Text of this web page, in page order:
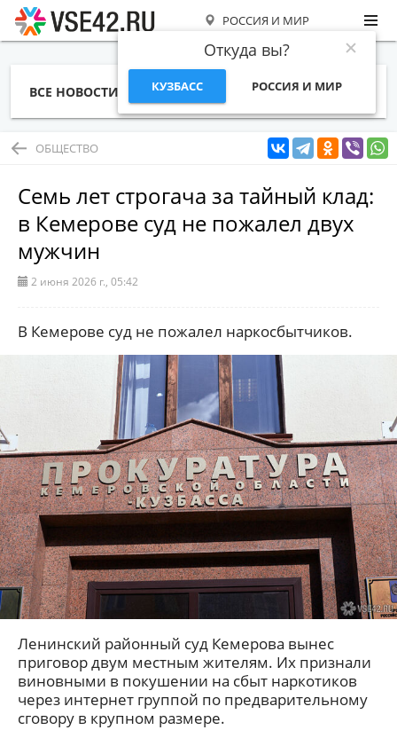
РОССИЯ И МИР
Откуда вы?
КУЗБАСС РОССИЯ И МИР
ВСЕ НОВОСТИ СТАТЬИ ТЕМЫ ФОТО
ОБЩЕСТВО
Семь лет строгача за тайный клад:
в Кемерове суд не пожалел двух
мужчин
2 июня 2026 г., 05:42
В Кемерове суд не пожалел наркосбытчиков.
Ленинский районный суд Кемерова вынес
приговор двум местным жителям. Их признали
виновными в покушении на сбыт наркотиков
через интернет группой по предварительному
сговору в крупном размере.